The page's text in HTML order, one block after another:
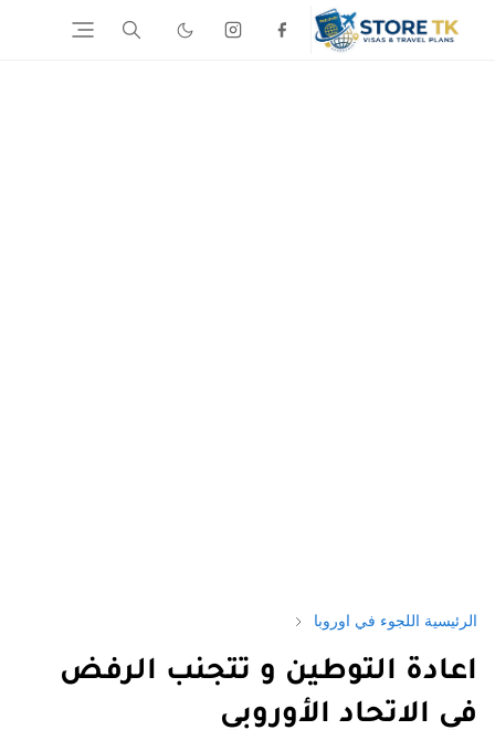
الرئيسية اللجوء في اوروبا
اعادة التوطين و تتجنب الرفض
في الاتحاد الأوروبي